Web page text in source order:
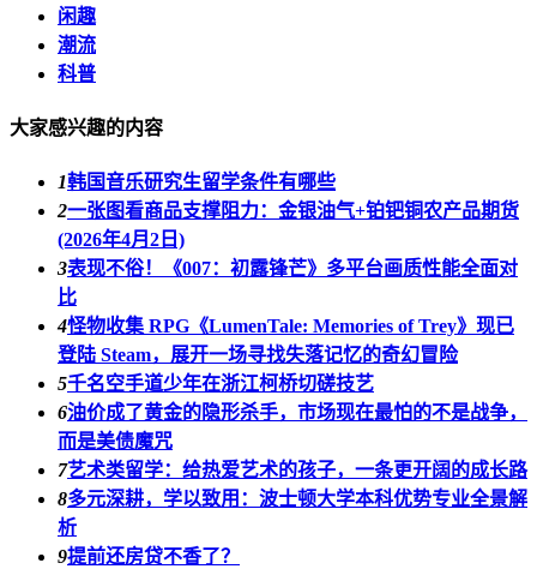
闲趣
潮流
科普
大家感兴趣的内容
1韩国音乐研究生留学条件有哪些
2一张图看商品支撑阻力：金银油气+铂钯铜农产品期货
(2026年4月2日)
3表现不俗！《007：初露锋芒》多平台画质性能全面对
比
4怪物收集 RPG《LumenTale: Memories of Trey》现已
登陆 Steam，展开一场寻找失落记忆的奇幻冒险
5千名空手道少年在浙江柯桥切磋技艺
6油价成了黄金的隐形杀手，市场现在最怕的不是战争，
而是美债魔咒
7艺术类留学：给热爱艺术的孩子，一条更开阔的成长路
8多元深耕，学以致用：波士顿大学本科优势专业全景解
析
9提前还房贷不香了？